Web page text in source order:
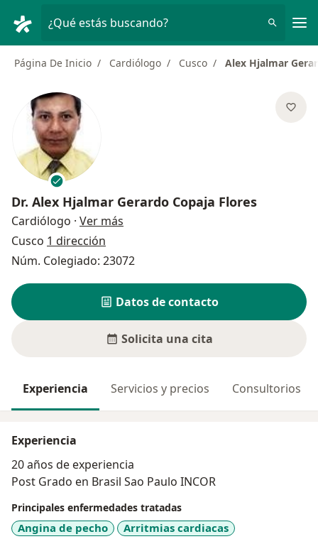
¿Qué estás buscando?
Página De Inicio Cardiólogo Cusco Alex Hjalmar
Dr. Alex Hjalmar Gerardo Copaja Flores
Cardiólogo · Ver más
Cusco 1 dirección
Núm. Colegiado: 23072
Datos de contacto
Solicita una cita
Experiencia Servicios y precios Consultorios
Experiencia
20 años de experiencia
Post Grado en Brasil Sao Paulo INCOR
Principales enfermedades tratadas
Angina de pecho
Arritmias cardiacas